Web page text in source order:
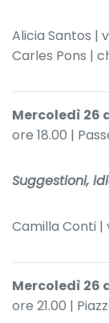
Alicia Santos |
Carles Pons |
Mercoledì 26
ore 18.00 |
Suggestioni,
Camilla Conti
Mercoledì 26
ore 21.00 |